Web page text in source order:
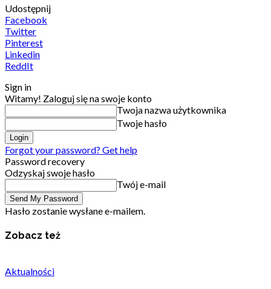
Udostępnij
Facebook
Twitter
Pinterest
Linkedin
ReddIt
Sign in
Witamy! Zaloguj się na swoje konto
Twoja nazwa użytkownika
Twoje hasło
Forgot your password? Get help
Password recovery
Odzyskaj swoje hasło
Twój e-mail
Hasło zostanie wysłane e-mailem.
Zobacz też
Aktualności